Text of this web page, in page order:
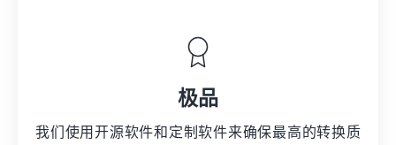
极品
我们使用开源软件和定制软件来确保最高的转换质